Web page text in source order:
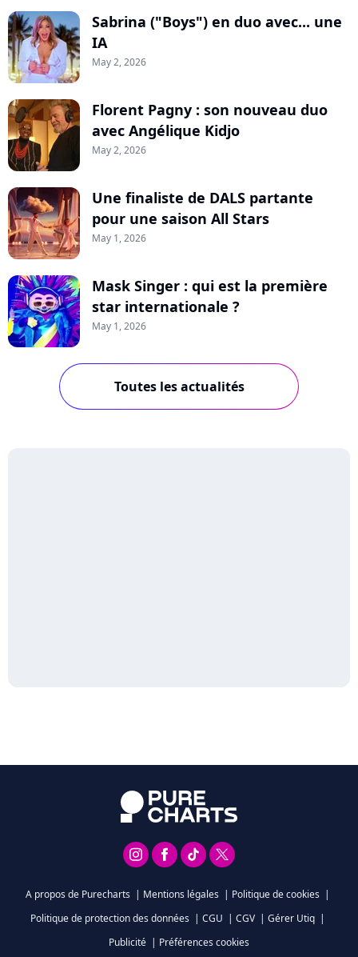
Sabrina ("Boys") en duo avec... une
IA
May 2, 2026
Florent Pagny : son nouveau duo
avec Angélique Kidjo
May 2, 2026
Une finaliste de DALS partante
pour une saison All Stars
May 1, 2026
Mask Singer : qui est la première
star internationale ?
May 1, 2026
Toutes les actualités
A propos de Purecharts | Mentions légales | Politique de cookies |
Politique de protection des données | CGU | CGV | Gérer Utiq |
Publicité | Préférences cookies